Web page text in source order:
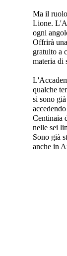
Ma il
Lione.
ogni
Offrirà
gratuito a
materia di
qualche
si sono
Centinaia
nelle sei
Sono già
anche in